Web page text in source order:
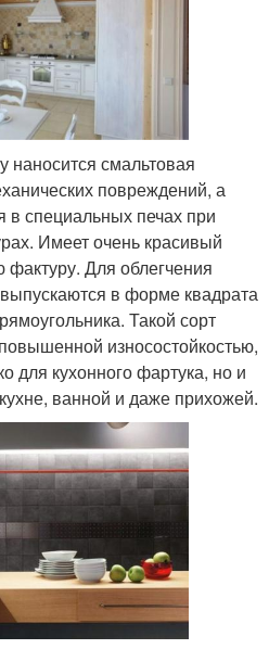
наносится смальтовая
повреждений, а
в специальных печах при
Имеет очень красивый
Для облегчения
в форме квадрата
Такой сорт
износостойкостью,
для кухонного фартука, но и
ванной и даже прихожей.